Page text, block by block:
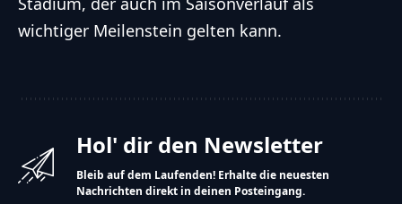
wichtiger Meilenstein gelten kann.
Hol' dir den Newsletter
Bleib auf dem Laufenden! Erhalte die neuesten
Nachrichten direkt in deinen Posteingang.